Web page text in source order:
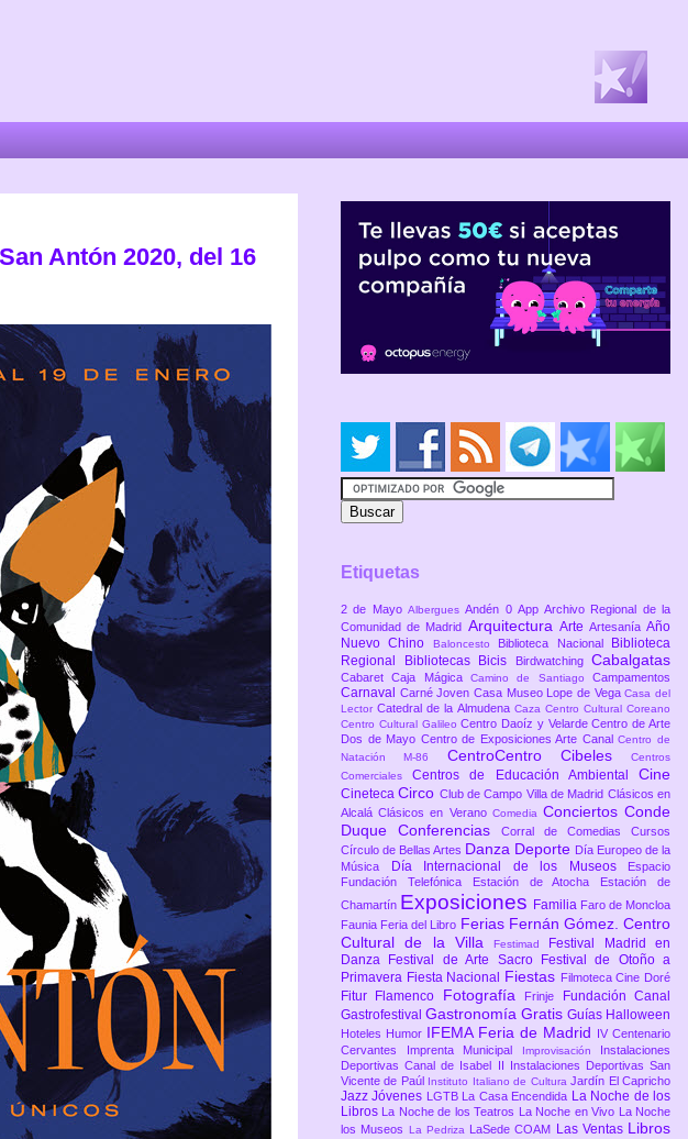
Antón 2020, del 16
Etiquetas
2 de Mayo AlberguesAndén 0 AppArchivo Regional de la
Comunidad de Madrid Arquitectura Arte ArtesaníaAño
Nuevo Chino
Baloncesto Biblioteca Nacional
Biblioteca
Regional
Bibliotecas Bicis Birdwatching Cabalgatas
CabaretCaja MágicaCamino de SantiagoCampamentos
Carnaval Carné JovenCasa Museo Lope de VegaCasa del
LectorCatedral de la Almudena Caza Centro Cultural Coreano
Centro Cultural GalileoCentro Daoíz y VelardeCentro de Arte
Dos de Mayo Centro de Exposiciones Arte CanalCentro de
Natación M-86 CentroCentro Cibeles
Centros
ComercialesCentros de Educación AmbientalCine
CinetecaCirco Club de Campo Villa de Madrid Clásicos en
AlcaláClásicos en Verano Comedia ConciertosConde
Duque Conferencias Corral de Comedias Cursos
Círculo de Bellas Artes Danza Deporte Día Europeo de la
Música
Día Internacional de los Museos
Espacio
Fundación Telefónica
Estación de Atocha
Estación de
Chamartín Exposiciones Familia Faro de Moncloa
Faunia Feria del Libro Ferias Fernán Gómez. Centro
Cultural de la VillaFestimad
Festival Madrid en
Danza
Festival de Arte Sacro
Festival de Otoño a
Primavera Fiesta Nacional Fiestas Filmoteca Cine Doré
Fitur Flamenco Fotografía Frinje
Fundación Canal
Gastrofestival Gastronomía Gratis Guías Halloween
Hoteles Humor IFEMA Feria de Madrid
IV Centenario
Cervantes
Imprenta Municipal Improvisación
Instalaciones
Deportivas Canal de Isabel II
Instalaciones Deportivas San
Vicente de Paúl
Instituto Italiano de CulturaJardín El Capricho
JazzJóvenes LGTB La Casa Encendida La Noche de los
Libros
La Noche de los Teatros La Noche en Vivo
La Noche
los Museos
La Pedriza LaSede COAM Las Ventas Libros